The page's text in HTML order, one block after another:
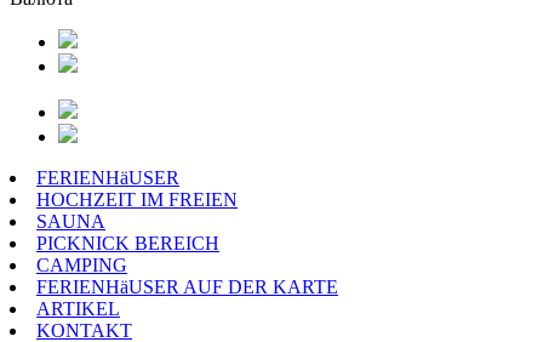
FERIENHäUSER
HOCHZEIT IM FREIEN
SAUNA
PICKNICK BEREICH
CAMPING
FERIENHäUSER AUF DER KARTE
ARTIKEL
KONTAKT